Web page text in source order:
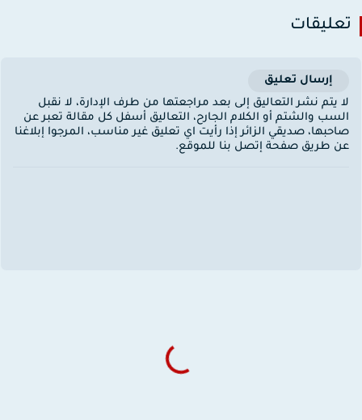
إرسال تعليق
يتم نشر التعاليق إلى بعد مراجعتها من طرف الإدارة، لا نقبل
والشتم أو الكلام الجارح، التعاليق أسفل كل مقالة تعبر عن
صديقي الزائر إذا رأيت اي تعليق غير مناسب، المرجوا إبلاغنا
طريق صفحة إتصل بنا للموقع.